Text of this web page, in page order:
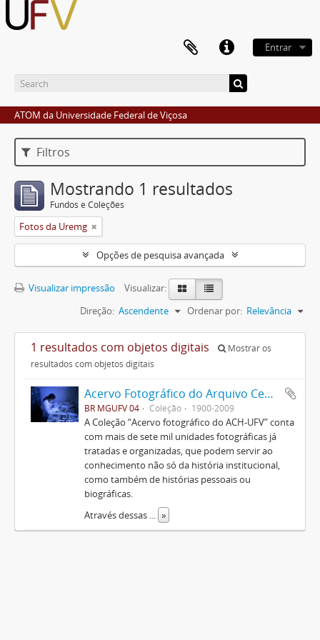
Entrar
ATOM da Universidade Federal de Viçosa
Filtros
Mostrando 1 resultados
Fundos e Coleções
Fotos da Uremg
Opções de pesquisa avançada
Visualizar impressão
Visualizar:
Ordenar por: Relevância
Direção: Ascendente
1 resultados com objetos digitais
Mostrar os
resultados com objetos digitais
Acervo Fotográfico do Arquivo Central Histórico da UFV
BR MGUFV 04 Coleção 1900-2009
A Coleção “Acervo fotográfico do ACH-UFV” conta
com mais de sete mil unidades fotográficas já
tratadas e organizadas, que podem servir ao
conhecimento não só da história institucional,
como também de histórias pessoais ou
biográficas.
Através dessas
»